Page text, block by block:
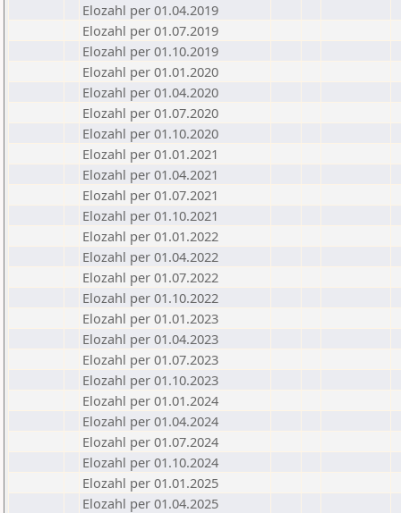
Elozahl per 01.04.2019
Elozahl per 01.07.2019
Elozahl per 01.10.2019
Elozahl per 01.01.2020
Elozahl per 01.04.2020
Elozahl per 01.07.2020
Elozahl per 01.10.2020
Elozahl per 01.01.2021
Elozahl per 01.04.2021
Elozahl per 01.07.2021
Elozahl per 01.10.2021
Elozahl per 01.01.2022
Elozahl per 01.04.2022
Elozahl per 01.07.2022
Elozahl per 01.10.2022
Elozahl per 01.01.2023
Elozahl per 01.04.2023
Elozahl per 01.07.2023
Elozahl per 01.10.2023
Elozahl per 01.01.2024
Elozahl per 01.04.2024
Elozahl per 01.07.2024
Elozahl per 01.10.2024
Elozahl per 01.01.2025
Elozahl per 01.04.2025